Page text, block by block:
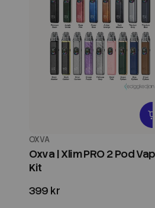
OXVA
Oxva | Xlim PRO 2 Pod
Kit
399 kr